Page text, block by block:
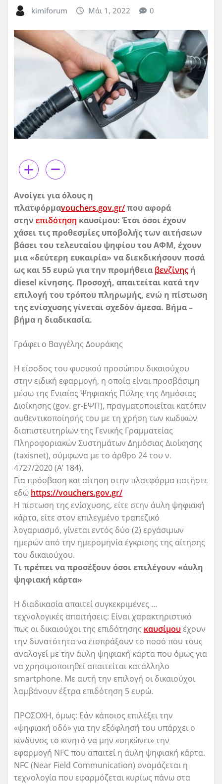
kimiforum Μάι 1, 2022 0
Ανοίγει για όλους η
πλατφόρμαvouchers.gov.gr/που αφορά
στην επιδότηση καυσίμου: Έτσι όσοι έχουν
χάσει τις προθεσμίες υποβολής των αιτήσεων
βάσει του τελευταίου ψηφίου του ΑΦΜ, έχουν
μια «δεύτερη ευκαιρία» να διεκδικήσουν ποσά
ως και 55 ευρώ για την προμήθεια βενζίνης ή
diesel κίνησης. Προσοχή, απαιτείται κατά την
επιλογή τουτρόπου πληρωμής, ενώ η πίστωση
της ενίσχυσης γίνεται σχεδόν άμεσα. Βήμα –
βήμα η διαδικασία.
Γράφει ο Βαγγέλης Δουράκης
Η είσοδος του φυσικού προσώπου δικαιούχου
στην ειδική εφαρμογή, η οποία είναι προσβάσιμη
μέσω της Ενιαίας Ψηφιακής Πύλης της Δημόσιας
Διοίκησης (gov. gr-ΕΨΠ), πραγματοποιείται κατόπιν
αυθεντικοποίησής του με τη χρήση των κωδικών
διαπιστευτηρίων της Γενικής Γραμματείας
Πληροφοριακών Συστημάτων Δημόσιας Διοίκησης
(taxisnet), σύμφωνα με το άρθρο 24 του ν.
4727/2020 (Α’ 184).
Για πρόσβαση και αίτηση στην πλατφόρμα πατήστε
εδώ https://vouchers.gov.gr/
Η πίστωση της ενίσχυσης, είτε στην άυλη ψηφιακή
κάρτα, είτε στον επιλεγμένο τραπεζικό
λογαριασμό, γίνεται εντός δύο (2) εργάσιμων
ημερών από την ημερομηνία έγκρισης της αίτησης
του δικαιούχου.
Τι πρέπει να προσέξουν όσοι επιλέγουν «άυλη
ψηφιακή κάρτα»
Η διαδικασία απαιτεί συγκεκριμένες …
τεχνολογικές απαιτήσεις: Είναι χαρακτηριστικό
πως οι δικαιούχοι της επιδότησης καυσίμουέχουν
την δυνατότητα να εισπράξουν το ποσό που τους
αναλογεί με την άυλη ψηφιακή κάρτα που όμως για
να χρησιμοποιηθεί απαιτείται κατάλληλο
smartphone. Με αυτή την επιλογή οι δικαιούχοι
λαμβάνουν έξτρα επιδότηση 5 ευρώ.
ΠΡΟΣΟΧΗ, όμως: Εάν κάποιος επιλέξει την
«ψηφιακή οδό» για την εξόφλησή του υπάρχει ο
κίνδυνος το κινητό να μην «σηκώνει» την
εφαρμογή NFC που απαιτεί η άυλη ψηφιακή κάρτα.
NFC (Νear Field Communication) ονομάζεται η
τεχνολογία που εφαρμόζεται κυρίως πάνω στα